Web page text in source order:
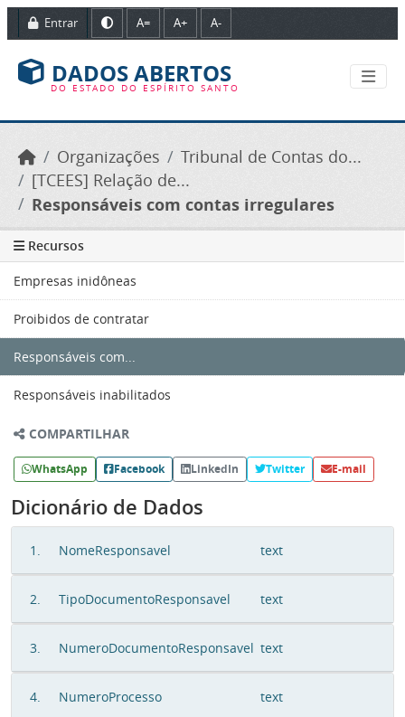
Ir para o conteúdo principal
Entrar A= A+ A-
DADOS ABERTOS
DO ESTADO DO ESPÍRITO SANTO
Organizações
Tribunal de Contas do...
[TCEES] Relação de...
Responsáveis com contas irregulares
Recursos
Empresas inidôneas
Proibidos de contratar
Responsáveis com...
Responsáveis inabilitados
COMPARTILHAR
WhatsApp Facebook LinkedIn Twitter E-mail
Dicionário de Dados
1. NomeResponsavel text
2. TipoDocumentoResponsavel text
3. NumeroDocumentoResponsavel text
4. NumeroProcesso text